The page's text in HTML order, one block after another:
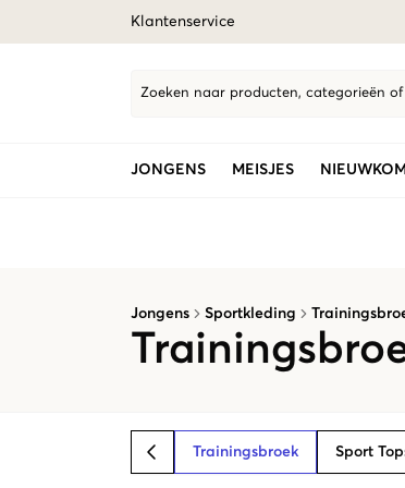
Klantenservice
Zoeken naar producten, categorieën of
JONGENS MEISJES
Jongens Sportkleding
BACK Trainingsbroek Sport